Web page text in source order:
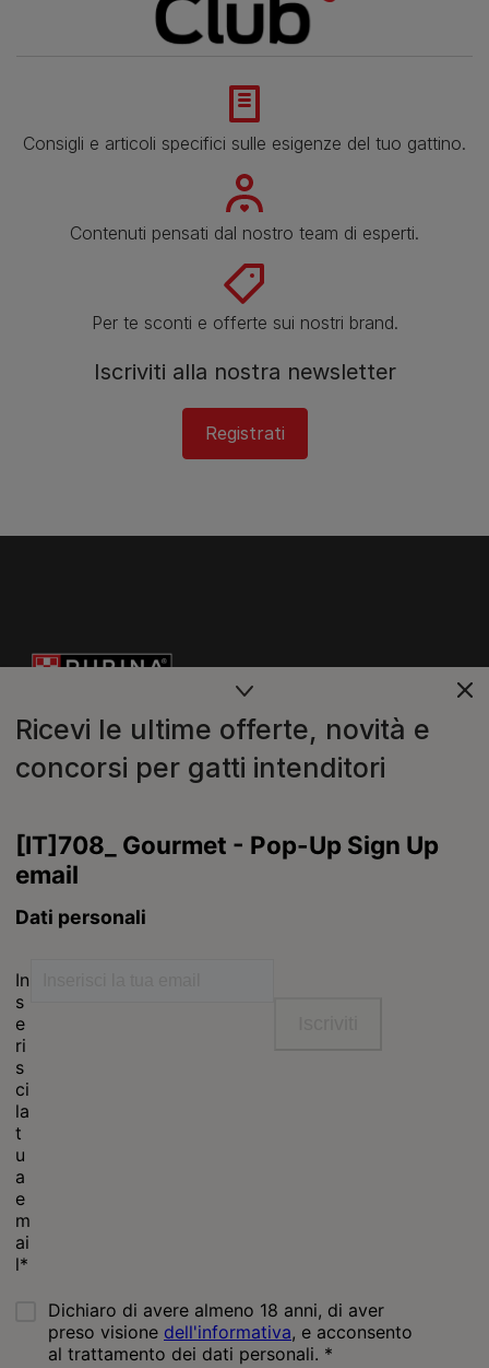
Consigli e articoli specifici sulle esigenze del tuo gattino.
Contenuti pensati dal nostro team di esperti.
Per te sconti e offerte sui nostri brand.
Iscriviti alla nostra newsletter
Registrati
Ricevi le ultime offerte, novità e
concorsi per gatti intenditori
Purina
For our partners
Segnalazioni Note Legali Privacy Cookies Sitemap